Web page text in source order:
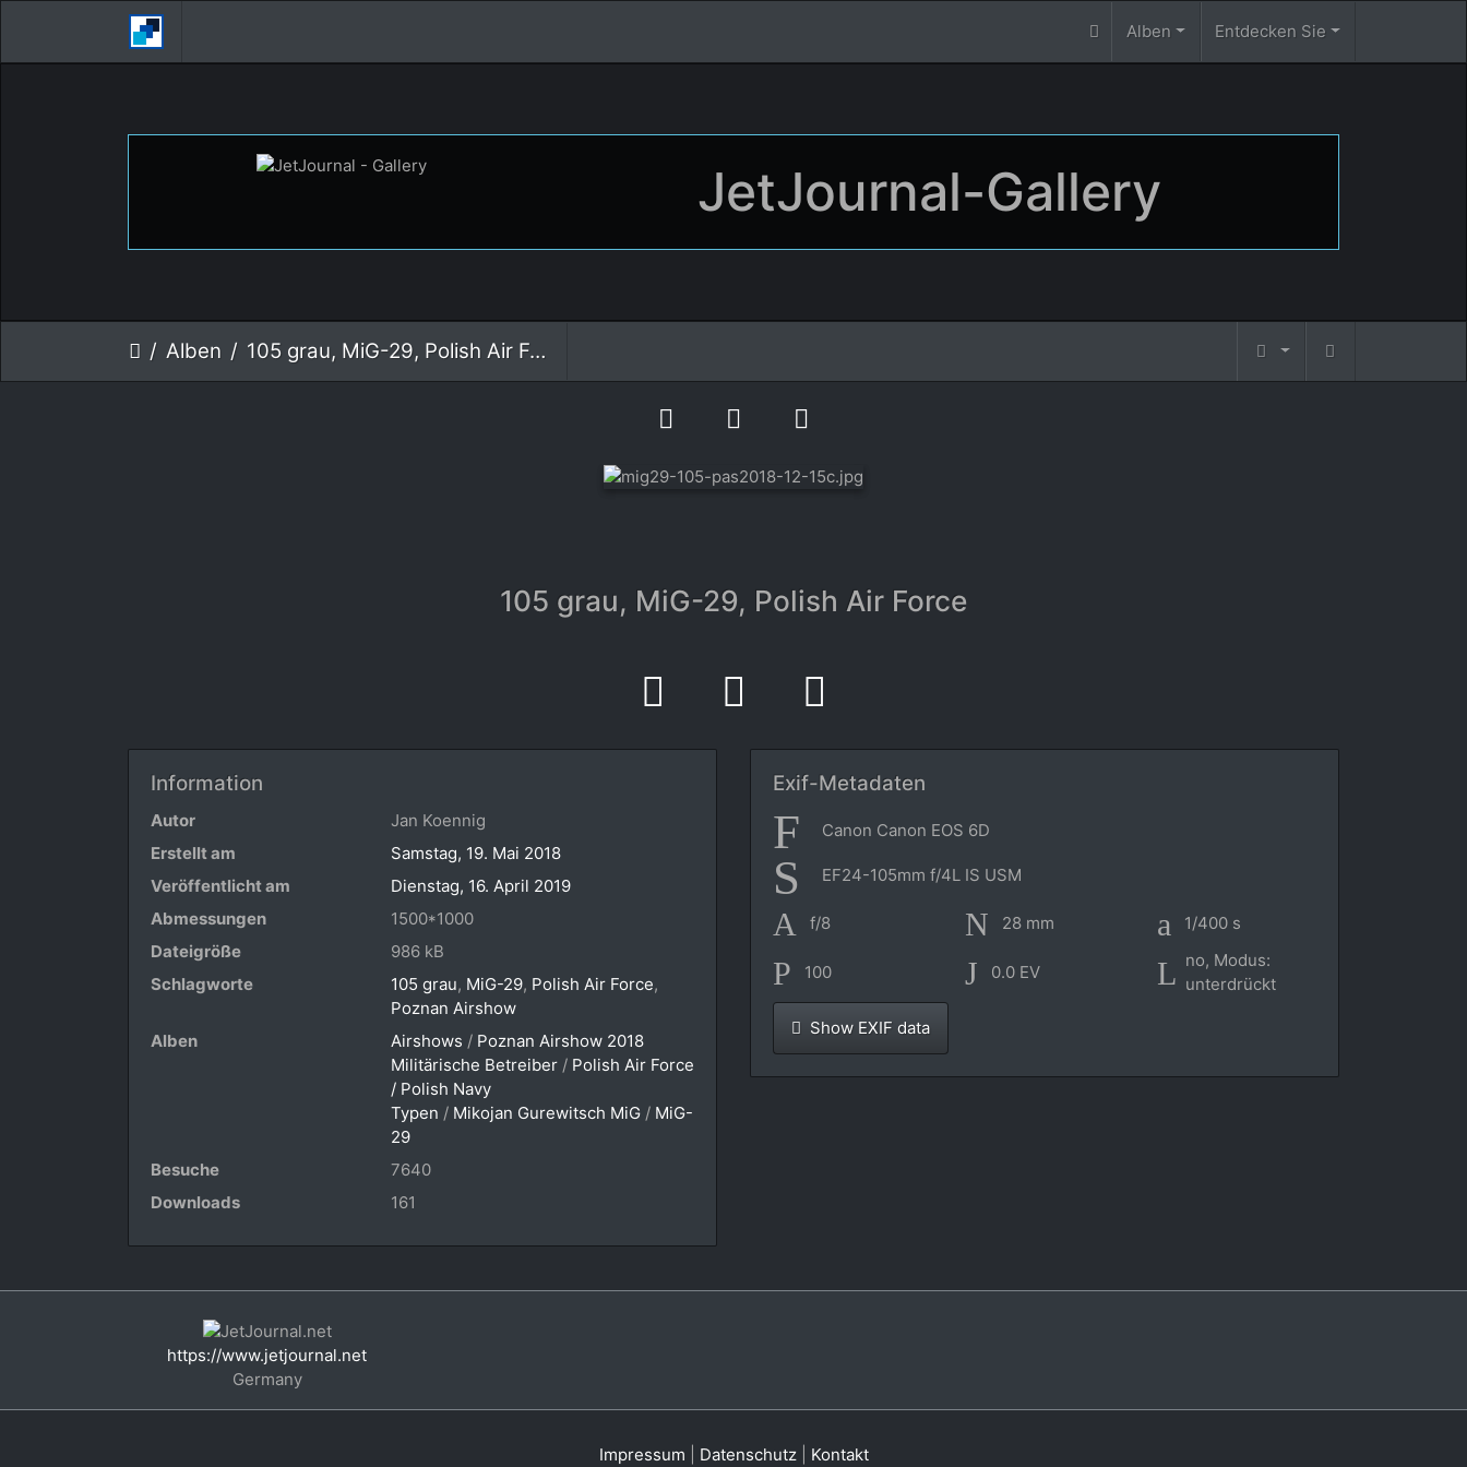
Alben Entdecken Sie
JetJournal-Gallery
Alben 105 grau, MiG-29, Polish Air Force
105 grau, MiG-29, Polish Air Force
Information
Autor
Jan Koennig
Erstellt am
Samstag, 19. Mai 2018
Veröffentlicht am
Dienstag, 16. April 2019
Abmessungen
1500*1000
Dateigröße
986 kB
Schlagworte
105 grau, MiG-29, Polish Air Force,
Poznan Airshow
Alben
Airshows / Poznan Airshow 2018
Militärische Betreiber / Polish Air Force
/ Polish Navy
Typen / Mikojan Gurewitsch MiG / MiG-
29
Besuche
7640
Downloads
161
Exif-Metadaten
Canon Canon EOS 6D
EF24-105mm f/4L IS USM
f/8 28 mm 1/400 s
100 0.0 EV
no, Modus:
unterdrückt
Show EXIF data
https://www.jetjournal.net
Germany
Impressum Datenschutz| Kontakt